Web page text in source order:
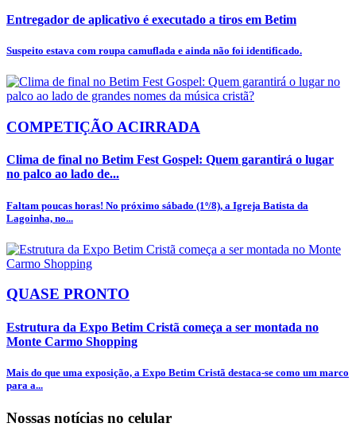
Entregador de aplicativo é executado a tiros em Betim
Suspeito estava com roupa camuflada e ainda não foi identificado.
COMPETIÇÃO ACIRRADA
Clima de final no Betim Fest Gospel: Quem garantirá o lugar
no palco ao lado de...
Faltam poucas horas! No próximo sábado (1º/8), a Igreja Batista da
Lagoinha, no...
QUASE PRONTO
Estrutura da Expo Betim Cristã começa a ser montada no
Monte Carmo Shopping
Mais do que uma exposição, a Expo Betim Cristã destaca-se como um marco
para a...
Nossas notícias no celular